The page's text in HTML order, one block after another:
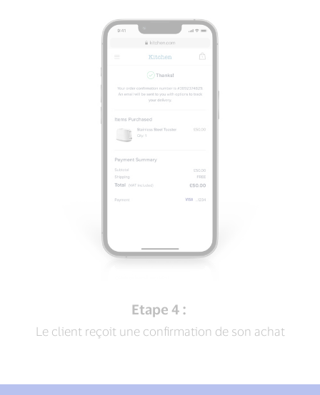
Etape 4 :
Le client reçoit une confirmation de son achat